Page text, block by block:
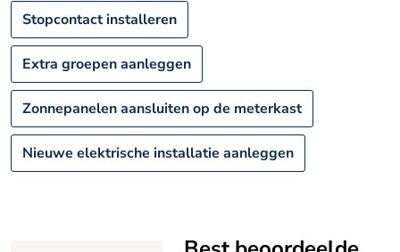
Stopcontact installeren
Extra groepen aanleggen
Zonnepanelen aansluiten op de meterkast
Nieuwe elektrische installatie aanleggen